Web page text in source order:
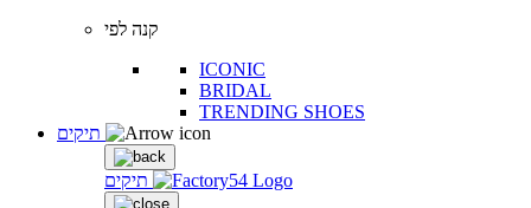
קנה לפי
ICONIC
BRIDAL
TRENDING SHOES
תיקים